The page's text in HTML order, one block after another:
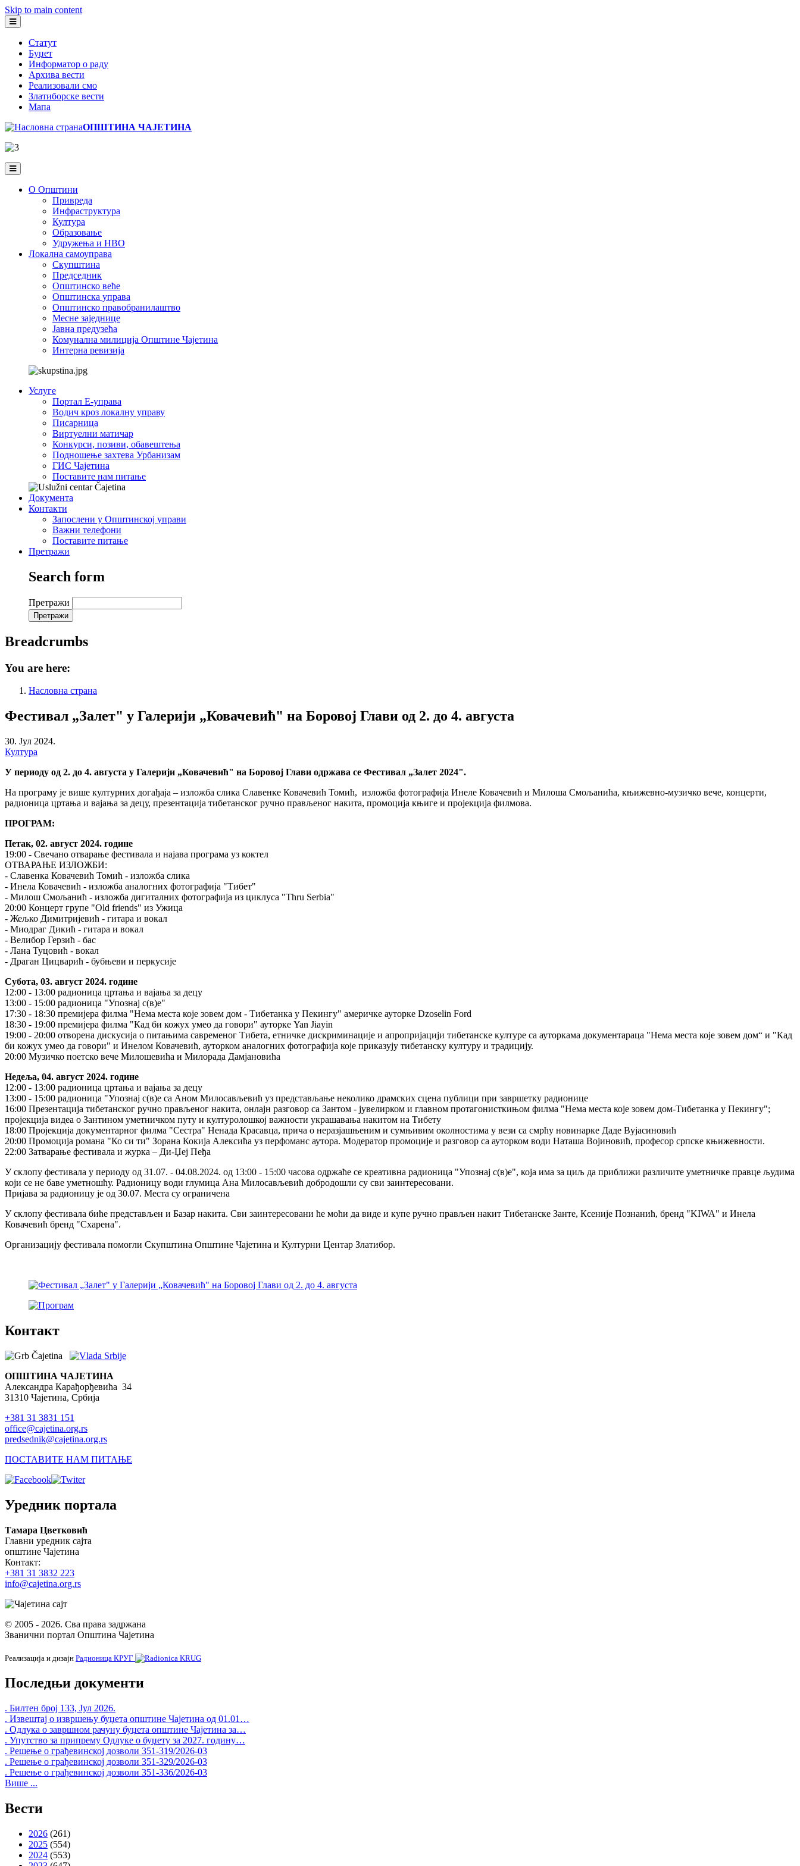
Skip to main content
Статут
Буџет
Информатор о раду
Архива вести
Реализовали смо
Златиборске вести
Мапа
ОПШТИНА ЧАЈЕТИНА
О Општини
Привреда
Инфраструктура
Култура
Образовање
Удружења и НВО
Локална самоуправа
Скупштина
Председник
Општинско веће
Општинска управа
Општинско правобранилаштво
Месне заједнице
Јавна предузећа
Комунална милиција Општине Чајетина
Интерна ревизија
Услуге
Портал Е-управа
Водич кроз локалну управу
Писарница
Виртуелни матичар
Конкурси, позиви, обавештења
Подношење захтева Урбанизам
ГИС Чајетина
Поставите нам питање
Документа
Контакти
Запослени у Општинској управи
Важни телефони
Поставите питање
Претражи
Search form
Претражи
Breadcrumbs
You are here:
Насловна страна
Фестивал „Залет" у Галерији „Ковачевић" на Боровој Глави од 2. до 4. августа
30. Јул 2024.
Култура
У периоду од 2. до 4. августа у Галерији „Ковачевић" на Боровој Глави одржава се Фестивал „Залет 2024".
На програму је више културних догађаја – изложба слика Славенке Ковачевић Томић, изложба фотографија Инеле Ковачевић и Милоша Смољанића, књижевно-музичко вече, концерти,
радионица цртања и вајања за децу, презентација тибетанског ручно прављеног накита, промоција књиге и пројекција филмова.
ПРОГРАМ:
Петак, 02. август 2024. године
19:00 - Свечано отварање фестивала и најава програма уз коктел
ОТВАРАЊЕ ИЗЛОЖБИ:
- Славенка Ковачевић Томић - изложба слика
- Инела Ковачевић - изложба аналогних фотографија "Тибет"
- Милош Смољанић - изложба дигиталних фотографија из циклуса "Thru Serbia"
20:00 Концерт групе "Old friends" из Ужица
- Жељко Димитријевић - гитара и вокал
- Миодраг Дикић - гитара и вокал
- Велибор Герзић - бас
- Лана Туцовић - вокал
- Драган Цицварић - бубњеви и перкусије
Субота, 03. август 2024. године
12:00 - 13:00 радионица цртања и вајања за децу
13:00 - 15:00 радионица "Упознај с(в)е"
17:30 - 18:30 премијера филма "Нема места које зовем дом - Тибетанка у Пекингу" америчке ауторке Dzoselin Ford
18:30 - 19:00 премијера филма "Кад би кожух умео да говори" ауторке Yan Jiayin
19:00 - 20:00 отворена дискусија о питањима савременог Тибета, етничке дискриминације и апропријацији тибетанске културе са ауторкама документараца "Нема места које зовем дом“ и "Кад
би кожух умео да говори" и Инелом Ковачевић, ауторком аналогних фотографија које приказују тибетанску културу и традицију.
20:00 Музичко поетско вече Милошевића и Милорада Дамјановића
Недеља, 04. август 2024. године
12:00 - 13:00 радионица цртања и вајања за децу
13:00 - 15:00 радионица "Упознај с(в)е са Аном Милосављевић уз представљање неколико драмских сцена публици при завршетку радионице
16:00 Презентација тибетанског ручно прављеног накита, онлајн разговор са Зантом - јувелирком и главном протагонисткињом филма "Нема места које зовем дом-Тибетанка у Пекингу";
пројекција видеа о Зантином уметничком путу и културолошкој важности украшавања накитом на Тибету
18:00 Пројекција документарног филма "Сестра" Ненада Красавца, прича о неразјашњеним и сумњивим околностима у вези са смрћу новинарке Даде Вујасиновић
20:00 Промоција романа "Ко си ти" Зорана Кокија Алексића уз перфоманс аутора. Модератор промоције и разговор са ауторком води Наташа Војиновић, професор српске књижевности.
22:00 Затварање фестивала и журка – Ди-Џеј Пеђа
У склопу фестивала у периоду од 31.07. - 04.08.2024. од 13:00 - 15:00 часова одржаће се креативна радионица "Упознај с(в)е", која има за циљ да приближи различите уметничке правце људима
који се не баве уметношћу. Радионицу води глумица Ана Милосављевић добродошли су сви заинтересовани.
Пријава за радионицу је од 30.07. Места су ограничена
У склопу фестивала биће представљен и Базар накита. Сви заинтересовани ће моћи да виде и купе ручно прављен накит Тибетанске Занте, Ксеније Познанић, бренд "KIWA" и Инела
Ковачевић бренд "Схарена".
Организацију фестивала помогли Скупштина Општине Чајетина и Културни Центар Златибор.
Контакт
ОПШТИНА ЧАЈЕТИНА
Александра Карађорђевића 34
31310 Чајетина, Србија
+381 31 3831 151
office@cajetina.org.rs
predsednik@cajetina.org.rs
ПОСТАВИТЕ НАМ ПИТАЊЕ
Уредник портала
Тамара Цветковић
Главни уредник сајта
општине Чајетина
Контакт:
+381 31 3832 223
info@cajetina.org.rs
© 2005 - 2026. Сва права задржана
Званични портал Општина Чајетина
Реализација и дизајн Радионица КРУГ
Последњи документи
. Билтен број 133, Јул 2026.
. Извештај о извршењу буџета општине Чајетина од 01.01…
. Одлука о завршном рачуну буџета општине Чајетина за…
. Упутство за припрему Одлуке о буџету за 2027. годину…
. Решење о грађевинској дозволи 351-319/2026-03
. Решење о грађевинској дозволи 351-329/2026-03
. Решење о грађевинској дозволи 351-336/2026-03
Више ...
Вести
2026 (261)
2025 (554)
2024 (553)